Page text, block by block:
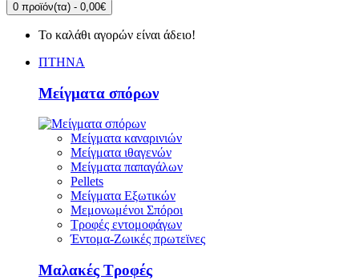
0 προϊόν(τα) - 0,00€
Το καλάθι αγορών είναι άδειο!
ΠΤΗΝΑ
Μείγματα σπόρων
Μείγματα καναρινιών
Μείγματα ιθαγενών
Μείγματα παπαγάλων
Pellets
Μείγματα Εξωτικών
Μεμονωμένοι Σπόροι
Τροφές εντομοφάγων
Έντομα-Ζωικές πρωτεϊνες
Μαλακές Τροφές